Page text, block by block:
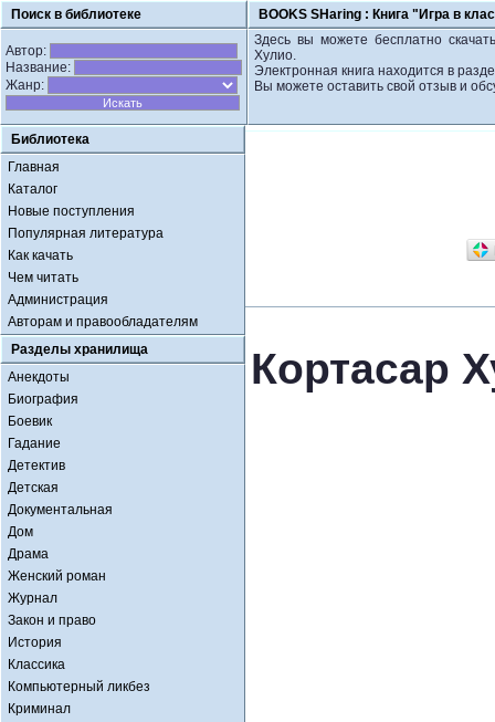
Поиск в библиотеке BOOKS SHaring : Книга "Игра в
Автор:
Название:
Жанр:
Здесь вы можете бесплатно
Хулио.
Электронная книга находится в
Вы можете оставить свой отзыв и
Библиотека
Главная
Каталог
Новые поступления
Популярная литература
Как качать
Чем читать
Администрация
Авторам и правообладателям
Разделы хранилища
Анекдоты
Биография
Боевик
Гадание
Детектив
Детская
Документальная
Дом
Драма
Женский роман
Журнал
Закон и право
История
Классика
Компьютерный ликбез
Криминал
Кортасар